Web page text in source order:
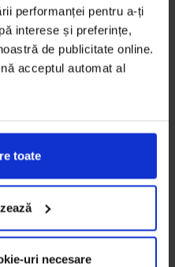
performanței pentru a-ți
interese și preferințe,
de publicitate online.
acceptul automat al
toate
uri necesare